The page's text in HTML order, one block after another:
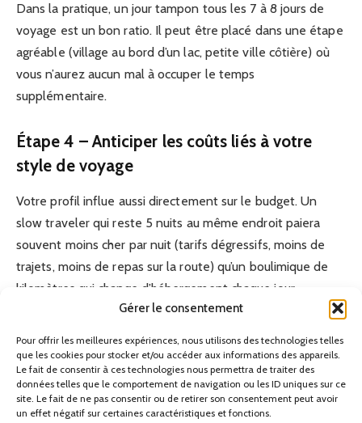
Gérer le consentement
Pour offrir les meilleures expériences, nous utilisons des technologies telles
que les cookies pour stocker et/ou accéder aux informations des appareils.
Le fait de consentir à ces technologies nous permettra de traiter des
données telles que le comportement de navigation ou les ID uniques sur ce
site. Le fait de ne pas consentir ou de retirer son consentement peut avoir
un effet négatif sur certaines caractéristiques et fonctions.
Dans la pratique, un jour tampon tous les 7 à 8 jours de
voyage est un bon ratio. Il peut être placé dans une étape
agréable (village au bord d’un lac, petite ville côtière) où
vous n’aurez aucun mal à occuper le temps
supplémentaire.
Étape 4 – Anticiper les coûts liés à votre
style de voyage
Votre profil influe aussi directement sur le budget. Un
slow traveler qui reste 5 nuits au même endroit paiera
souvent moins cher par nuit (tarifs dégressifs, moins de
trajets, moins de repas sur la route) qu’un boulimique de
kilomètres qui change d’hébergement chaque jour.
autotour repose principalement sur :
La location de la voiture (type de véhicule, assurance,
durée).